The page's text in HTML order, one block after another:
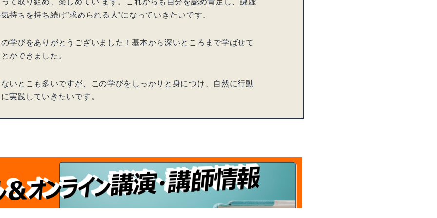
持ちを持ち続け”求められる人”になっていきたいです。
学びをありがとうございました！基本から深いところまで学ばせて
ができました。
いとこも多いですが、この学びをしっかりと身につけ、自然に行動
実践していきたいです。